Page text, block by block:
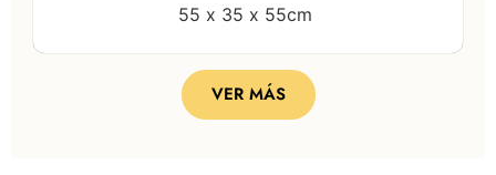
55 x 35 x 55cm
VER MÁS